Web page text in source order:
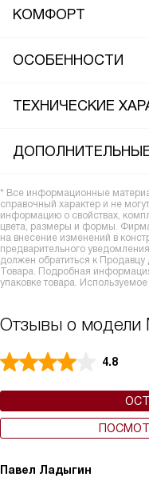
КОМФОРТ
ОСОБЕННОСТИ
ТЕХНИЧЕСКИЕ
* Все информационные
справочный характер и не
информацию о свойствах,
цвета, размеры и формы.
на внесение изменений в
предварительного
должен обратиться к Продавцу
Товара. Подробная
упаковке товара.
Отзывы о модели
4.8
Павел Ладыгин